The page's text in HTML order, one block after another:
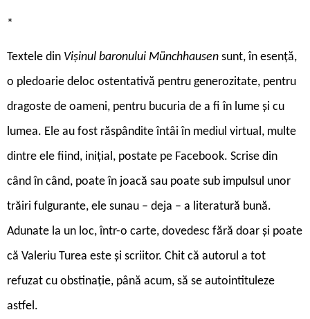
*
Textele din Vișinul baronului Münchhausen sunt, în esență,
o pledoarie deloc ostentativă pentru generozitate, pentru
dragoste de oameni, pentru bucuria de a fi în lume și cu
lumea. Ele au fost răspândite întâi în mediul virtual, multe
dintre ele fiind, inițial, postate pe Facebook. Scrise din
când în când, poate în joacă sau poate sub impulsul unor
trăiri fulgurante, ele sunau – deja – a literatură bună.
Adunate la un loc, într-o carte, dovedesc fără doar și poate
că Valeriu Turea este și scriitor. Chit că autorul a tot
refuzat cu obstinație, până acum, să se autointituleze
astfel.